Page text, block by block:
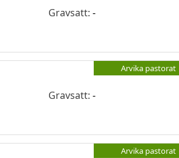
Gravsatt:-
Arvika pastorat
Gravsatt:-
Arvika pastorat